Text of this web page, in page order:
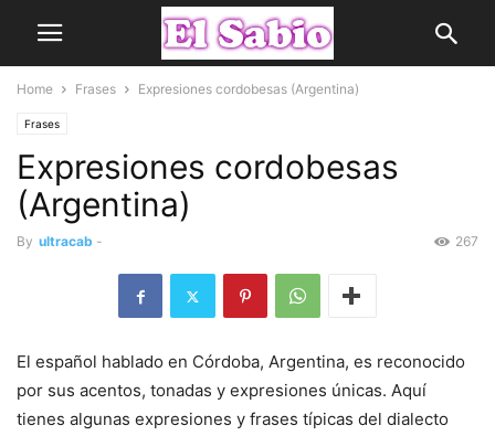
Home Frases Expresiones cordobesas (Argentina)
Frases
Expresiones cordobesas
(Argentina)
By ultracab - 267
El español hablado en Córdoba, Argentina, es reconocido
por sus acentos, tonadas y expresiones únicas. Aquí
tienes algunas expresiones y frases típicas del dialecto